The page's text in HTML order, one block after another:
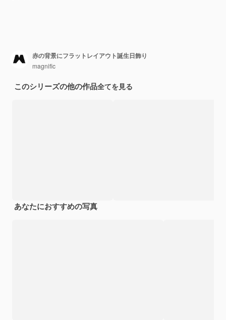
赤の背景にフラットレイアウト誕生日飾り
magnific
このシリーズの他の作品全てを見る
あなたにおすすめの写真